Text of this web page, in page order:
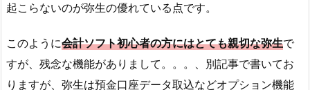
起こらないのが弥生の優れている点です。
このように会計ソフト初心者の方にはとても親切な弥生で
すが、残念な機能がありまして。。。、別記事で書いてお
りますが、弥生は預金口座データ取込などオプション機能